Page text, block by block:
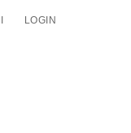
LOGIN